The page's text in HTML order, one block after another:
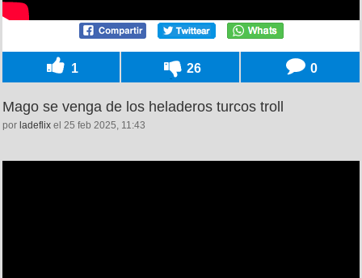
1 26 0
Mago se venga de los heladeros turcos troll
por ladeflix el 25 feb 2025, 11:43